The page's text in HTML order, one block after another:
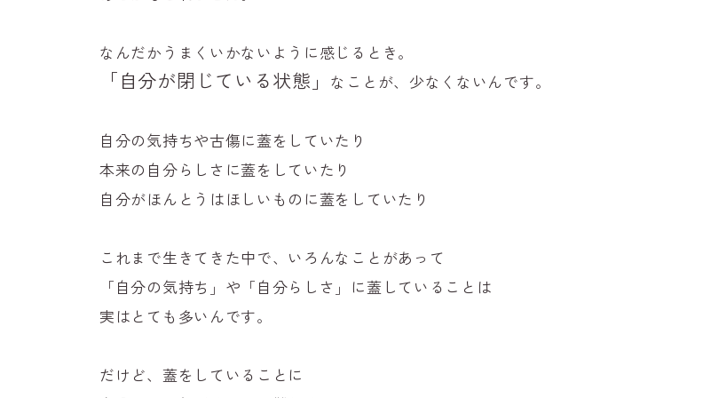
なんだかうまくいかないように感じるとき。
「自分が閉じている状態」 なことが、少なくないんです。
自分の気持ちや古傷に蓋をしていたり
本来の自分らしさに蓋をしていたり
自分がほんとうはほしいものに蓋をしていたり
これまで生きてきた中で、いろんなことがあって
「自分の気持ち」や「自分らしさ」に蓋していることは
実はとても多いんです。
だけど、蓋をしていることに